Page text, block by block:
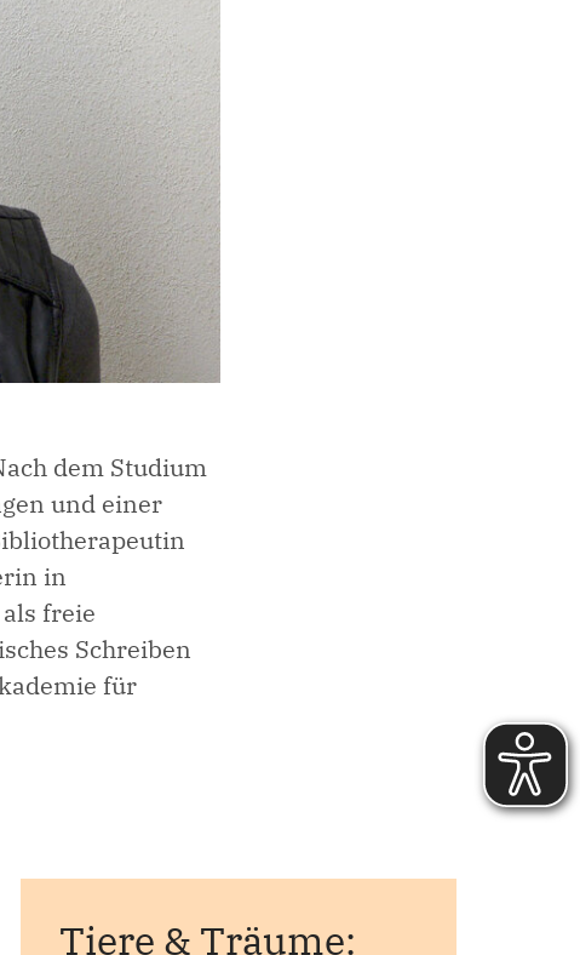
dem Studium
und einer
in
freie
Schreiben
für
Tiere & Träume: